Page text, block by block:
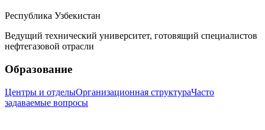
Республика Узбекистан
Ведущий технический университет, готовящий специалистов
нефтегазовой отрасли
Образование
Центры и отделыОрганизационная структураЧасто
задаваемые вопросы